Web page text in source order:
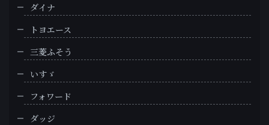
ダイナ
トヨエース
三菱ふそう
いすゞ
フォワード
ダッジ